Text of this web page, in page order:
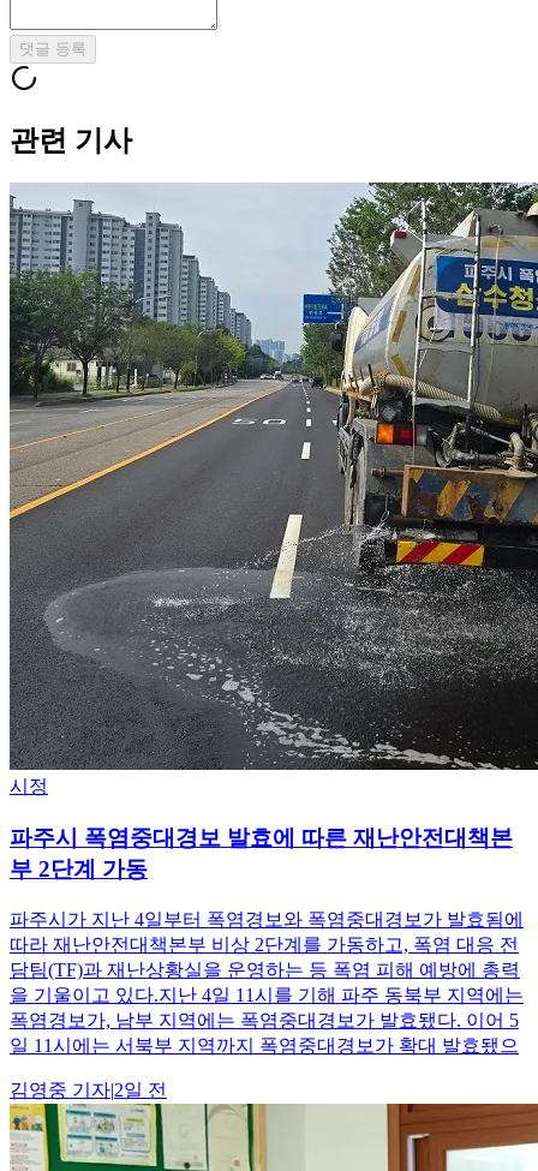
댓글 등록
관련 기사
시정
파주시 폭염중대경보 발효에 따른 재난안전대책본
부 2단계 가동
파주시가 지난 4일부터 폭염경보와 폭염중대경보가 발효됨에
따라 재난안전대책본부 비상 2단계를 가동하고, 폭염 대응 전
담팀(TF)과 재난상황실을 운영하는 등 폭염 피해 예방에 총력
을 기울이고 있다.지난 4일 11시를 기해 파주 동북부 지역에는
폭염경보가, 남부 지역에는 폭염중대경보가 발효됐다. 이어 5
일 11시에는 서북부 지역까지 폭염중대경보가 확대 발효됐으
김영중 기자|2일 전